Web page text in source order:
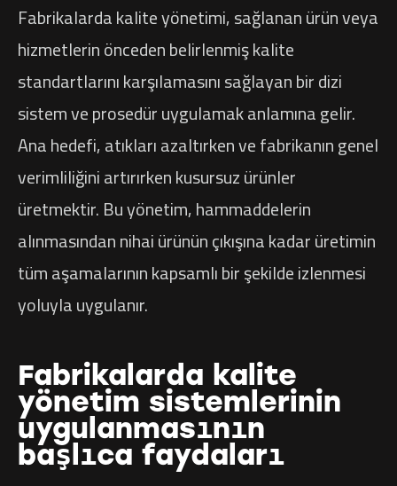
Fabrikalarda kalite yönetimi, sağlanan ürün veya
hizmetlerin önceden belirlenmiş kalite
standartlarını karşılamasını sağlayan bir dizi
sistem ve prosedür uygulamak anlamına gelir.
Ana hedefi, atıkları azaltırken ve fabrikanın genel
verimliliğini artırırken kusursuz ürünler
üretmektir. Bu yönetim, hammaddelerin
alınmasından nihai ürünün çıkışına kadar üretimin
tüm aşamalarının kapsamlı bir şekilde izlenmesi
yoluyla uygulanır.
Fabrikalarda kalite
yönetim sistemlerinin
uygulanmasının
başlıca faydaları